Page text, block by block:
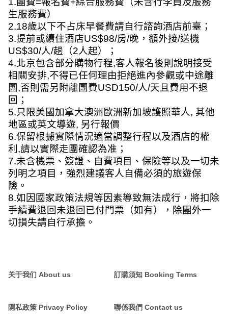
生服務費）
2.18歲以下不占床早餐費請自行諮詢酒店前臺；
3.提前或續住酒店US$98/房/晚，額外接/送機
US$30/人/趟（2人起）；
4.北京包含部分購物行程,客人報名後則說明接受
相關安排,不得已任何理由拒絕進內參觀或中途離
團 ,否則需另附離團費USD150/人/天且費用不退
回；
5.只限美國加拿大澳洲歐洲新加坡護照華人, 其他
地區或英文導遊, 另行報價
6.保留根據實際情況適當調整行程以及酒店的權
利 ,請以實際走團確認為准；
7.未含機票、簽證、自費項目、保險等以及一切未
列明之項目，強烈建議客人自備必須的旅遊保
險。
8.如因國家政策法規等因素導致無法成行，將扣除
手續費退回未退回已付門票（如有），除團外一
切損失請自行承擔。
关于我们 About us 訂購須知 Booking Terms
隱私政策 Privacy Policy 聯係我們 Contact us